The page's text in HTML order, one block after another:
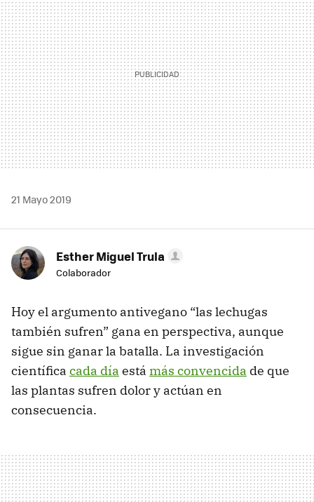
21 Mayo 2019
Esther Miguel Trula
Colaborador
Hoy el argumento antivegano “las lechugas
también sufren” gana en perspectiva, aunque
sigue sin ganar la batalla. La investigación
científica cada día está más convencida de que
las plantas sufren dolor y actúan en
consecuencia.